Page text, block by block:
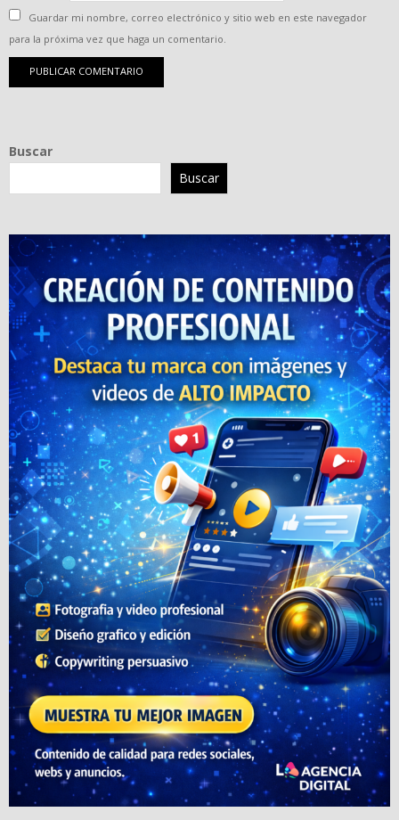
Guardar mi nombre, correo electrónico y sitio web en este navegador
para la próxima vez que haga un comentario.
Buscar
Buscar